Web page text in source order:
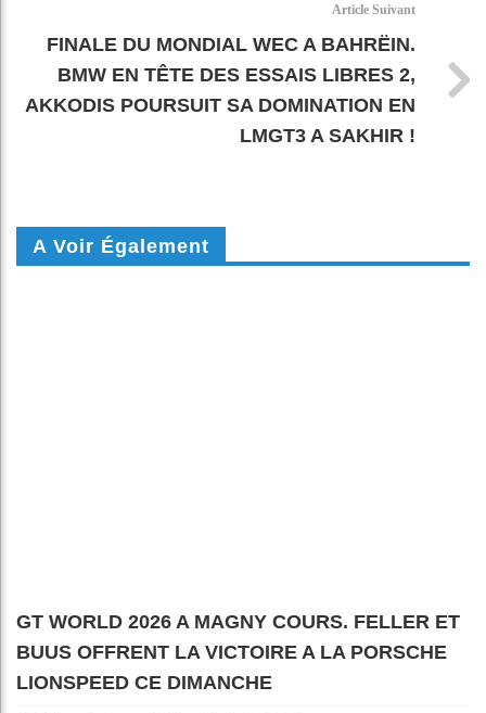
Article Suivant
FINALE DU MONDIAL WEC A BAHRËIN.
BMW EN TÊTE DES ESSAIS LIBRES 2,
AKKODIS POURSUIT SA DOMINATION EN
LMGT3 A SAKHIR !
A Voir Également
GT WORLD 2026 A MAGNY COURS. FELLER ET
BUUS OFFRENT LA VICTOIRE A LA PORSCHE
LIONSPEED CE DIMANCHE